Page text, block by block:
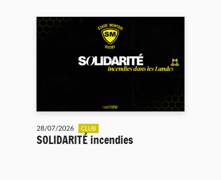
28/07/2026 CLUB
SOLIDARITÉ incendies